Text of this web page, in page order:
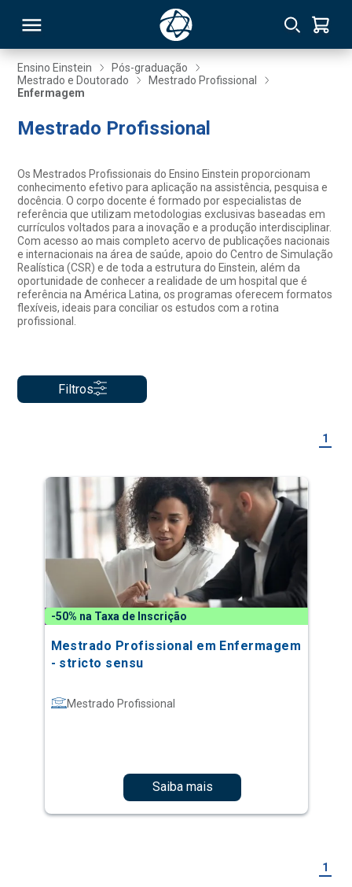
Ensino Einstein
Pós-graduação
Mestrado e Doutorado
Mestrado Profissional
Enfermagem
Mestrado Profissional
Os Mestrados Profissionais do Ensino Einstein proporcionam
conhecimento efetivo para aplicação na assistência, pesquisa e
docência. O corpo docente é formado por especialistas de
referência que utilizam metodologias exclusivas baseadas em
currículos voltados para a inovação e a produção interdisciplinar.
Com acesso ao mais completo acervo de publicações nacionais
e internacionais na área de saúde, apoio do Centro de Simulação
Realística (CSR) e de toda a estrutura do Einstein, além da
oportunidade de conhecer a realidade de um hospital que é
referência na América Latina, os programas oferecem formatos
flexíveis, ideais para conciliar os estudos com a rotina
profissional.
Filtros
1
-50% na Taxa de Inscrição
Mestrado Profissional em Enfermagem
- stricto sensu
Mestrado Profissional
Saiba mais
1